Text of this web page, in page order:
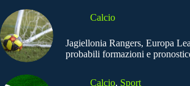
Calcio
Jagiellonia Rangers, Europa
probabili formazioni e
Calcio, Sport